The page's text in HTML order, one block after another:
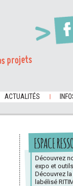
projets
ACTUALITÉS
ESPACE
Découvrez
expo et
Découvrez
labélisé